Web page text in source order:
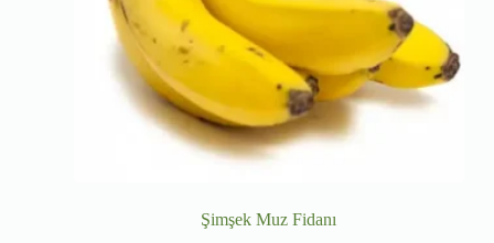
Şimşek Muz Fidanı